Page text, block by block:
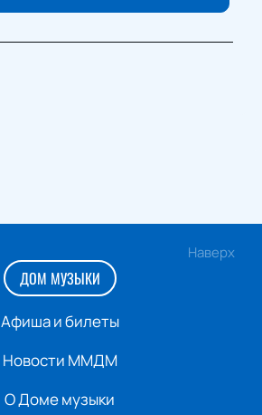
Наверх
ДОМ МУЗЫКИ
Афиша и билеты
Новости ММДМ
О Доме музыки